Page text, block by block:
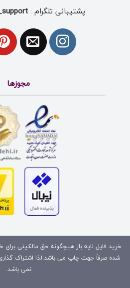
پشتیبانی تلگرام :
مجوزها
خرید فایل لایه باز هیچگونه حق مالکیتی برای
شده صرفاً جهت چاپ می باشد.لذا اشتراک
نمی باشد.